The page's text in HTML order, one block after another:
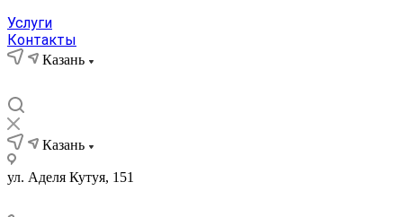
Услуги
Контакты
Казань
Казань
ул. Аделя Кутуя, 151